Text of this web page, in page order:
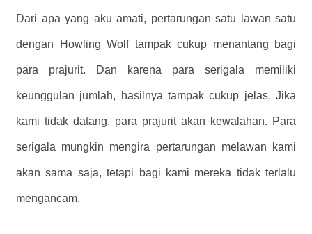
Dari apa yang aku amati, pertarungan satu lawan satu
dengan Howling Wolf tampak cukup menantang bagi
para prajurit. Dan karena para serigala memiliki
keunggulan jumlah, hasilnya tampak cukup jelas. Jika
kami tidak datang, para prajurit akan kewalahan. Para
serigala mungkin mengira pertarungan melawan kami
akan sama saja, tetapi bagi kami mereka tidak terlalu
mengancam.